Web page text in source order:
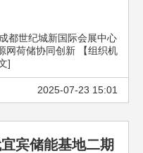
都世纪城新国际会展中心
网荷储协同创新 【组织机
]
2025-07-23 15:01
宾储能基地二期